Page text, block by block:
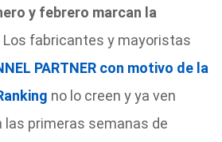
y febrero marcan la
Los fabricantes y mayoristas
PARTNER con motivo de la
no lo creen y ya ven
primeras semanas de